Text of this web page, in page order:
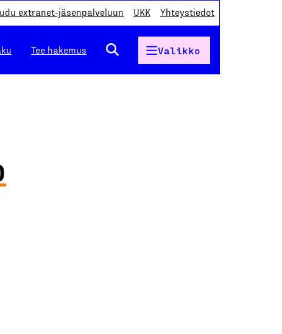
extranet-jäsenpalveluun UKK Yhteystiedot
Tee hakemus Valikko